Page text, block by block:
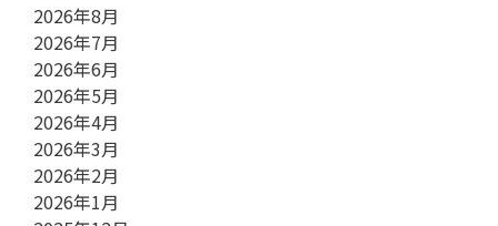
2026年8月
2026年7月
2026年6月
2026年5月
2026年4月
2026年3月
2026年2月
2026年1月